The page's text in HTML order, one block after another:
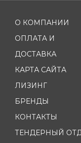
О КОМПАНИИ
ОПЛАТА И
ДОСТАВКА
КАРТА САЙТА
ЛИЗИНГ
БРЕНДЫ
КОНТАКТЫ
ТЕНДЕРНЫЙ